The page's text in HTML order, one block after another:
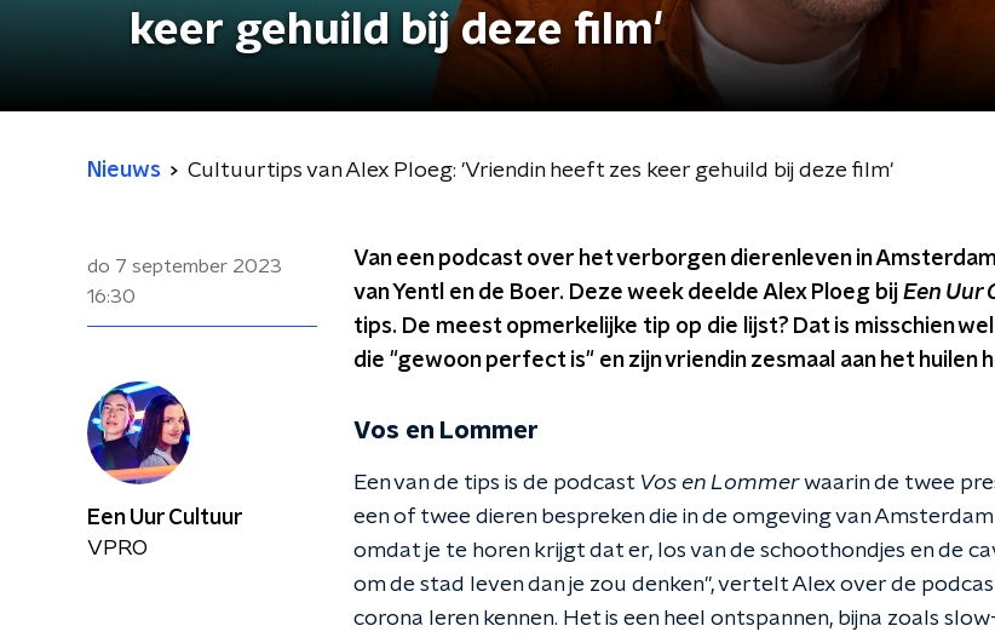
keer gehuild bij deze film'
Nieuws Cultuurtips van Alex Ploeg: 'Vriendin heeft zes keer gehuild bij deze film'
do 7 september 2023
16:30
Van een podcast over het verborgen dierenleven in
van Yentl en de Boer. Deze week deelde Alex Ploeg bij Een Uur
tips. De meest opmerkelijke tip op die lijst? Dat is misschien
die "gewoon perfect is" en zijn vriendin zesmaal aan het huilen
Vos en Lommer
Een van de tips is de podcast Vos en Lommerwaarin de twee
een of twee dieren bespreken die in de omgeving van
omdat je te horen krijgt dat er, los van de schoothondjes en de
om de stad leven dan je zou denken", vertelt Alex over de
corona leren kennen. Het is een heel ontspannen, bijna zoals
Een Uur Cultuur
VPRO